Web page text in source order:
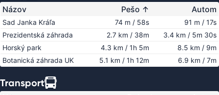
Názov Pešo ↑ Autom
Sad Janka Kráľa 74 m / 58s
91 m / 17s
Prezidentská záhrada
2.7 km / 38m
3.4 km / 5m 30s
Horský park
4.3 km / 1h 5m
8.5 km / 9m
Botanická záhrada UK
5.1 km / 1h 12m 6.9 km / 7m
Transport